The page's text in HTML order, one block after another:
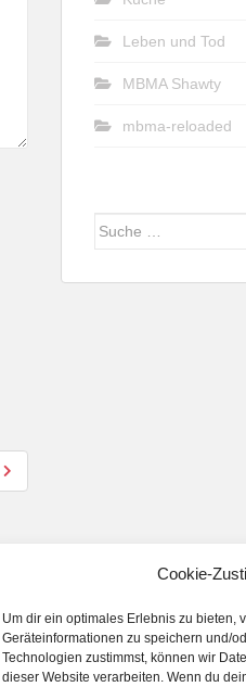
Cookie-
Um dir ein optimales Erlebnis zu bieten,
Geräteinformationen zu speichern und/
Technologien zustimmst, können wir
dieser Website verarbeiten. Wenn du
Leben und Tod
MBMA Shawty
mbma-reloaded
Suche